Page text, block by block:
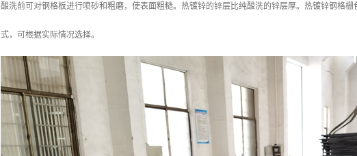
酸洗前可对钢格板进行喷砂和粗磨，使表面粗糙。热镀锌的锌层比纯酸洗的锌层厚。热镀锌钢格
式，可根据实际情况选择。